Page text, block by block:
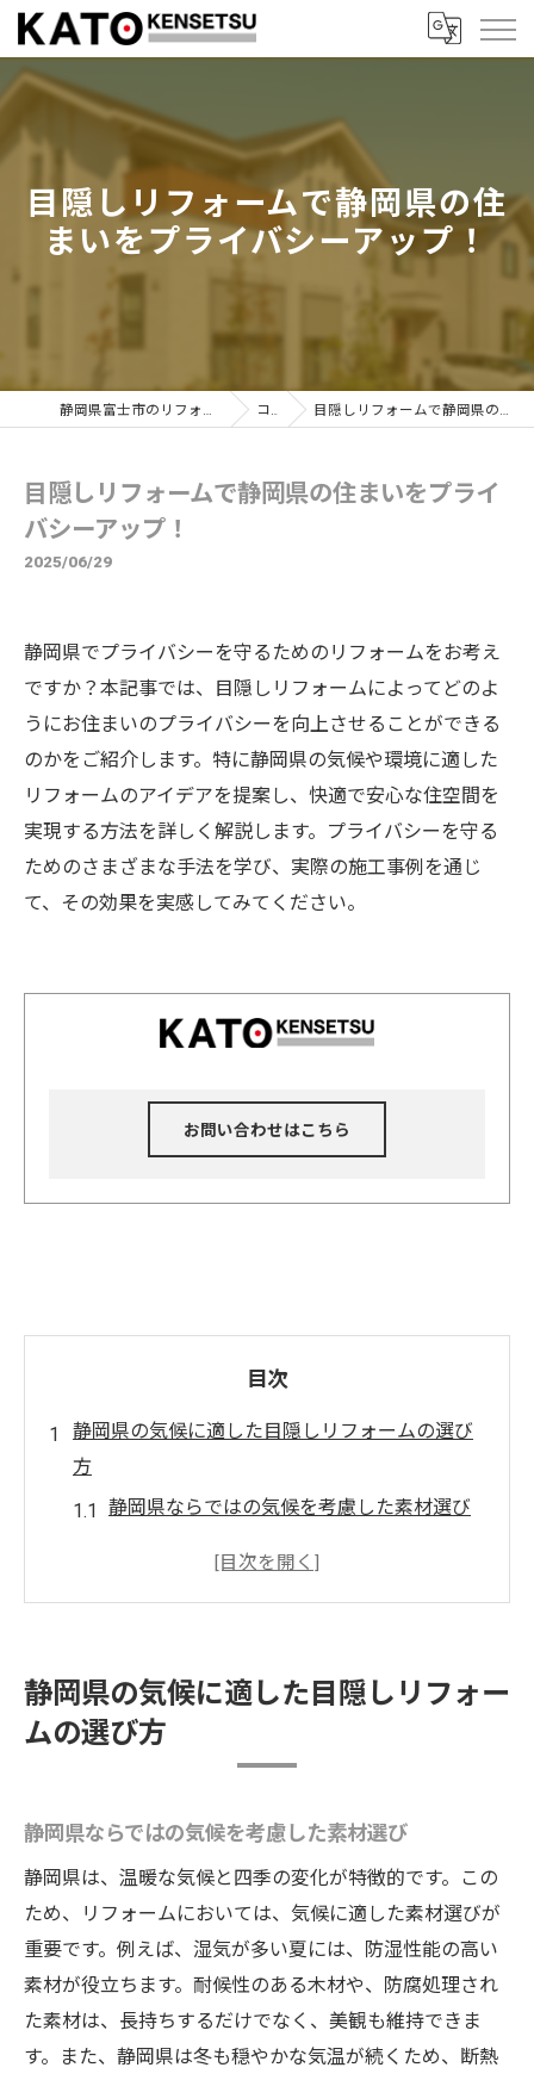
目隠しリフォームで静岡県の住
まいをプライバシーアップ！
静岡県富士市のリフォームなら加藤建設株式会社 コラム 目隠しリフォームで静岡県の住まいをプライバシーアップ！
目隠しリフォームで静岡県の住まいをプライ
バシーアップ！
2025/06/29
静岡県でプライバシーを守るためのリフォームをお考え
ですか？本記事では、目隠しリフォームによってどのよ
うにお住まいのプライバシーを向上させることができる
のかをご紹介します。特に静岡県の気候や環境に適した
リフォームのアイデアを提案し、快適で安心な住空間を
実現する方法を詳しく解説します。プライバシーを守る
ためのさまざまな手法を学び、実際の施工事例を通じ
て、その効果を実感してみてください。
お問い合わせはこちら
目次
静岡県の気候に適した目隠しリフォームの選び
方
静岡県ならではの気候を考慮した素材選び
季節ごとの快適性を考慮したデザイン
環境に優しいエコ素材の活用
プライバシーを守る目隠しリフォームの実例紹
実際の施工事例から学ぶプライバシー対策
プライバシーを考慮した庭のレイアウト
窓周りの目隠し施工実例集
ベランダやバルコニーのプライバシー確保
術
フェンスやパーテーションの成功事例
住民の声から見るリフォーム効果
静岡県の気候に適した目隠しリフォー
ムの選び方
静岡県ならではの気候を考慮した素材選び
静岡県は、温暖な気候と四季の変化が特徴的です。この
ため、リフォームにおいては、気候に適した素材選びが
重要です。例えば、湿気が多い夏には、防湿性能の高い
素材が役立ちます。耐候性のある木材や、防腐処理され
た素材は、長持ちするだけでなく、美観も維持できま
す。また、静岡県は冬も穏やかな気温が続くため、断熱